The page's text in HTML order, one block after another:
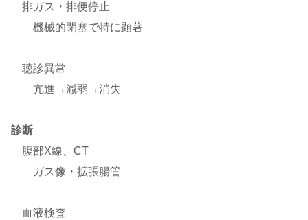
排ガス・排便停止
機械的閉塞で特に顕著
聴診異常
亢進→減弱→消失
診断
腹部X線、CT
ガス像・拡張腸管
血液検査